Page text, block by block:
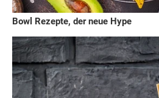
Bowl Rezepte, der neue Hype